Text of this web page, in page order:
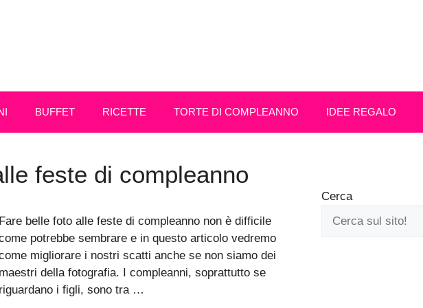
BUFFET RICETTE TORTE DI COMPLEANNO IDEE REGALO
feste di compleanno
Fare belle foto alle feste di compleanno non è difficile
potrebbe sembrare e in questo articolo vedremo
migliorare i nostri scatti anche se non siamo dei
maestri della fotografia. I compleanni, soprattutto se
riguardano i figli, sono tra …
Cerca